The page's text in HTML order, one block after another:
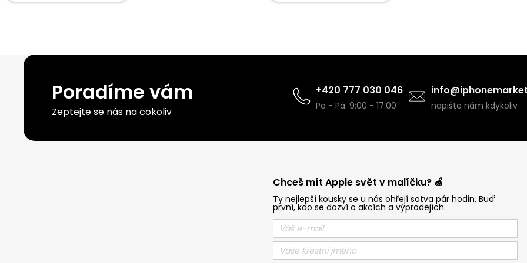
Poradíme vám
Zeptejte se nás na cokoliv
+420 777 030 046
Po - Pá: 9:00 - 17:00 napište nám kdykoliv
Chceš mít Apple svět v malíčku? 🍏
Ty nejlepší kousky se u nás ohřejí sotva pár hodin. Buď
první, kdo se dozví o akcích a výprodejích.